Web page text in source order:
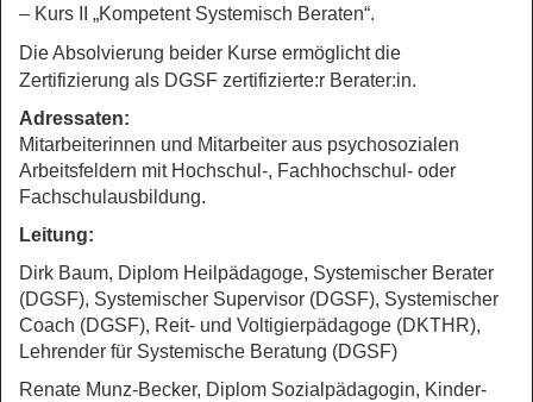
– Kurs II „Kompetent Systemisch Beraten“.
Die Absolvierung beider Kurse ermöglicht die
Zertifizierung als DGSF zertifizierte:r Berater:in.
Adressaten:
Mitarbeiterinnen und Mitarbeiter aus psychosozialen
Arbeitsfeldern mit Hochschul-, Fachhochschul- oder
Fachschulausbildung.
Leitung:
Dirk Baum, Diplom Heilpädagoge, Systemischer Berater
(DGSF), Systemischer Supervisor (DGSF), Systemischer
Coach (DGSF), Reit- und Voltigierpädagoge (DKTHR),
Lehrender für Systemische Beratung (DGSF)
Renate Munz-Becker, Diplom Sozialpädagogin, Kinder-